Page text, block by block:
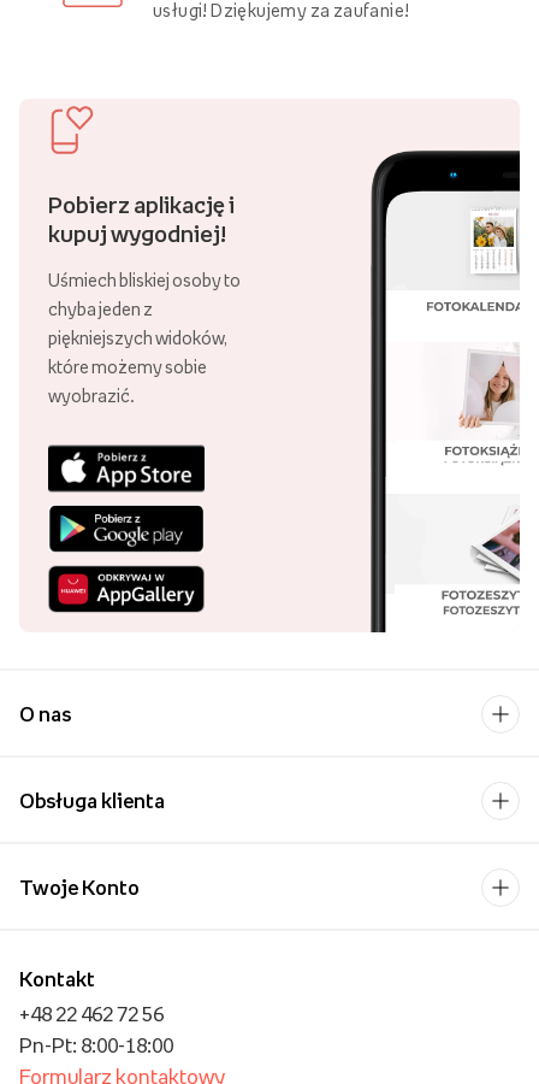
usługi! Dziękujemy za zaufanie!
Pobierz aplikację i
kupuj wygodniej!
Uśmiech bliskiej osoby to
chyba jeden z
piękniejszych widoków,
które możemy sobie
wyobrazić.
O nas
Obsługa klienta
Kontakt
+48 22 462 72 56
Pn-Pt: 8:00-18:00
Formularz kontaktowy
Twoje Konto